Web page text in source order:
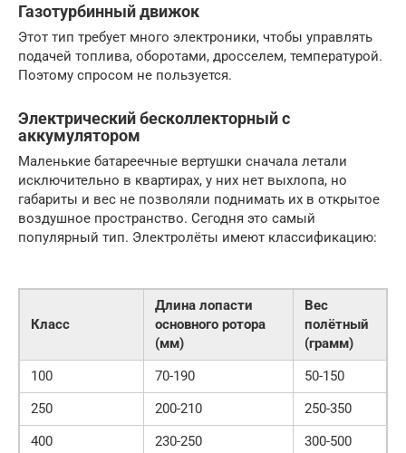
Газотурбинный движок
Этот тип требует много электроники, чтобы управлять
подачей топлива, оборотами, дросселем, температурой.
Поэтому спросом не пользуется.
Электрический бесколлекторный с
аккумулятором
Маленькие батареечные вертушки сначала летали
исключительно в квартирах, у них нет выхлопа, но
габариты и вес не позволяли поднимать их в открытое
воздушное пространство. Сегодня это самый
популярный тип. Электролёты имеют классификацию:
Класс
Длина лопасти
основного ротора
(мм)
Вес
полётный
(грамм)
100
70-190
50-150
250
200-210
250-350
400
230-250
300-500